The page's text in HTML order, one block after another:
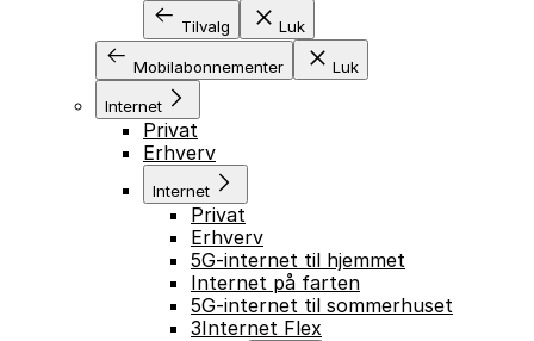
Tilvalg Luk
Mobilabonnementer Luk
Internet
Privat
Erhverv
Internet
Privat
Erhverv
5G-internet til hjemmet
Internet på farten
5G-internet til sommerhuset
3Internet Flex